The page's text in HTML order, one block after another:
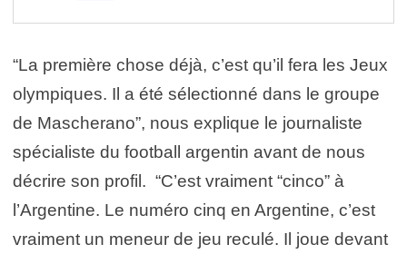
“La première chose déjà, c’est qu’il fera les Jeux
olympiques. Il a été sélectionné dans le groupe
de Mascherano”, nous explique le journaliste
spécialiste du football argentin avant de nous
décrire son profil. “C’est vraiment “cinco” à
l’Argentine. Le numéro cinq en Argentine, c’est
vraiment un meneur de jeu reculé. Il joue devant